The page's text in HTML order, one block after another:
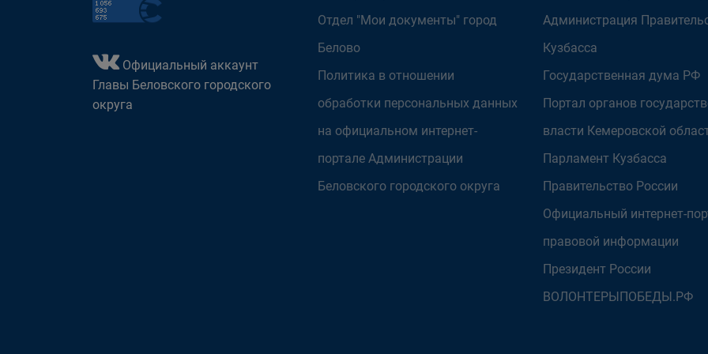
Официальный аккаунт
Главы Беловского городского
округа
Отдел "Мои документы" город
Белово
Политика в отношении
обработки персональных данных
на официальном интернет-
портале Администрации
Беловского городского округа
Администрация
Кузбасса
Государственная дума РФ
Портал органов
власти Кемеровской
Парламент Кузбасса
Правительство России
Официальный интернет-
правовой информации
Президент России
ВОЛОНТЕРЫПОБЕДЫ.РФ